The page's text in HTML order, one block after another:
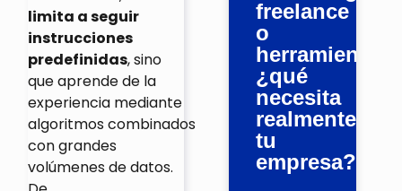
limita a seguir
instrucciones
predefinidas, sino
que aprende de la
experiencia mediante
algoritmos combinados
con grandes
volúmenes de datos.
freelance
o
herramienta:
¿qué
necesita
realmente
tu
empresa?